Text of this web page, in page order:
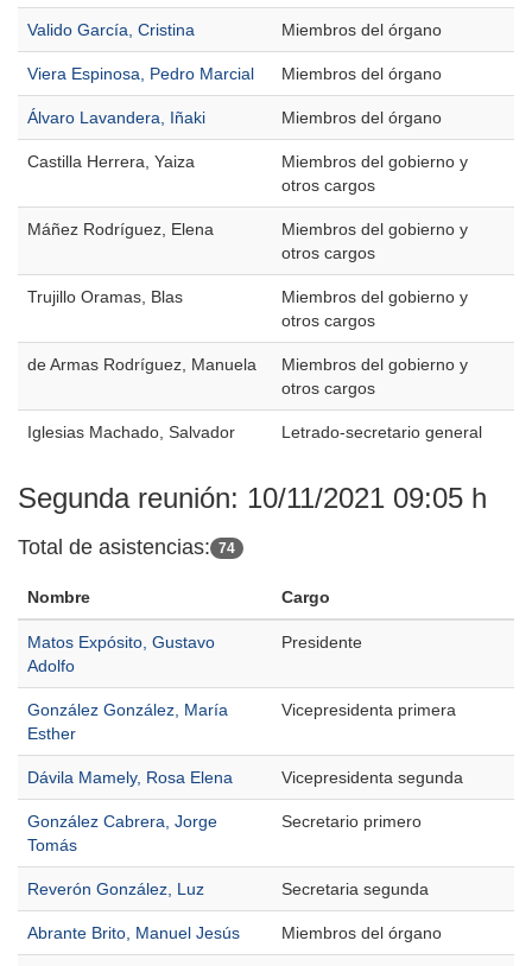
Valido García, Cristina Miembros del órgano
Viera Espinosa, Pedro Marcial Miembros del órgano
Álvaro Lavandera, Iñaki Miembros del órgano
Castilla Herrera, Yaiza
Miembros del gobierno y
otros cargos
Máñez Rodríguez, Elena
Miembros del gobierno y
otros cargos
Trujillo Oramas, Blas
Miembros del gobierno y
otros cargos
de Armas Rodríguez, Manuela
Miembros del gobierno y
otros cargos
Iglesias Machado, Salvador Letrado-secretario general
Segunda reunión: 10/11/2021 09:05 h
Total de asistencias: 74
Nombre Cargo
Matos Expósito, Gustavo
Adolfo
Presidente
González González, María
Esther
Vicepresidenta primera
Dávila Mamely, Rosa Elena Vicepresidenta segunda
González Cabrera, Jorge
Tomás
Secretario primero
Reverón González, Luz Secretaria segunda
Abrante Brito, Manuel Jesús Miembros del órgano